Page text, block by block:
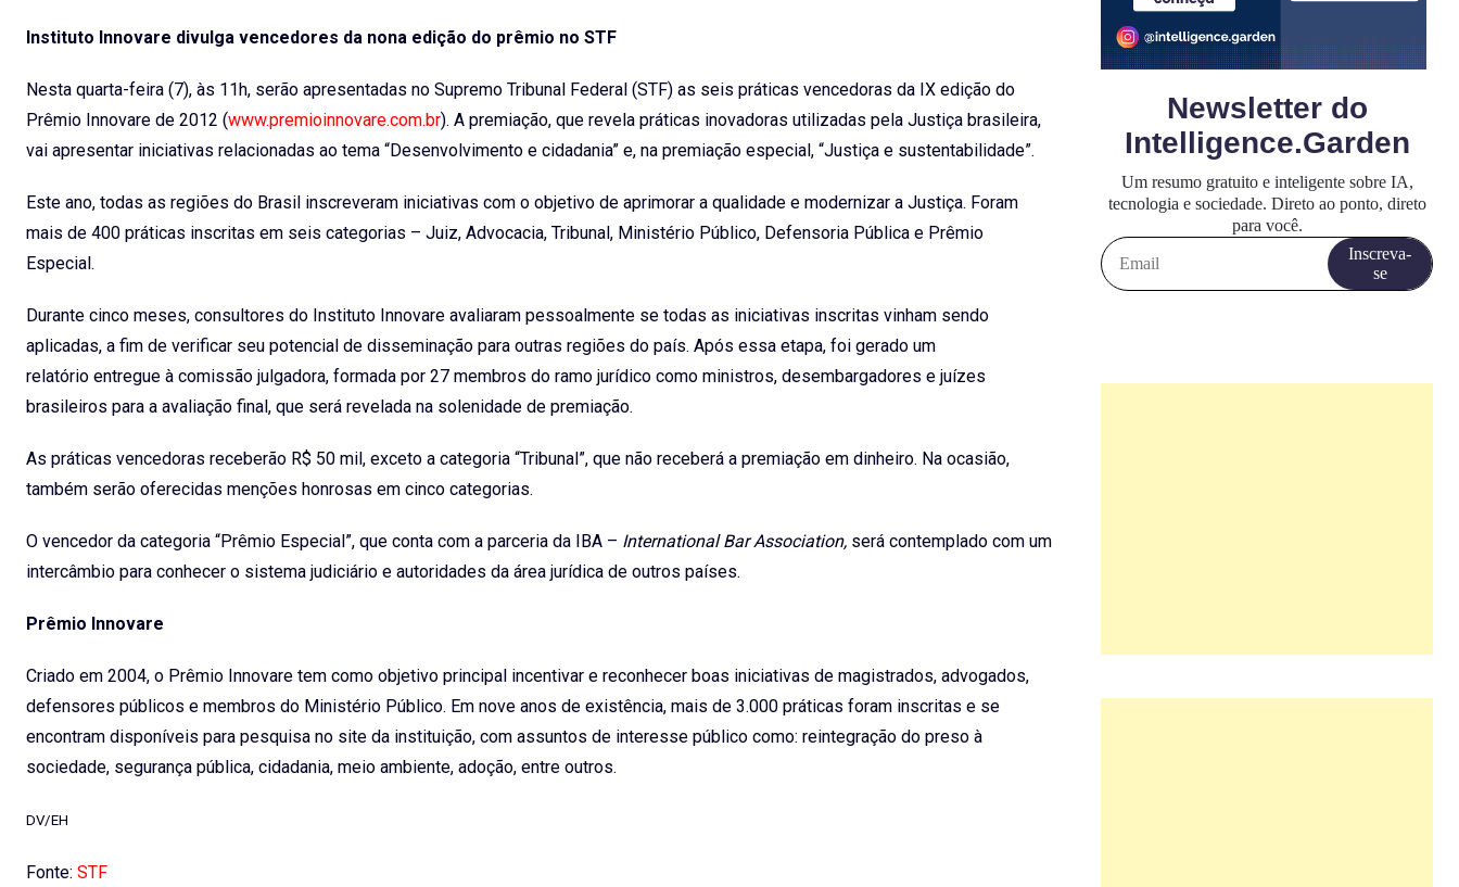
Instituto Innovare divulga vencedores da nona edição do prêmio no STF
Nesta quarta-feira (7), às 11h, serão apresentadas no Supremo Tribunal Federal (STF) as seis práticas vencedoras da IX edição do
Prêmio Innovare de 2012 (www.premioinnovare.com.br). A premiação, que revela práticas inovadoras utilizadas pela Justiça brasileira,
vai apresentar iniciativas relacionadas ao tema “Desenvolvimento e cidadania” e, na premiação especial, “Justiça e sustentabilidade”.
Este ano, todas as regiões do Brasil inscreveram iniciativas com o objetivo de aprimorar a qualidade e modernizar a Justiça. Foram
mais de 400 práticas inscritas em seis categorias – Juiz, Advocacia, Tribunal, Ministério Público, Defensoria Pública e Prêmio
Especial.
Durante cinco meses, consultores do Instituto Innovare avaliaram pessoalmente se todas as iniciativas inscritas vinham sendo
aplicadas, a fim de verificar seu potencial de disseminação para outras regiões do país. Após essa etapa, foi gerado um
relatório entregue à comissão julgadora, formada por 27 membros do ramo jurídico como ministros, desembargadores e juízes
brasileiros para a avaliação final, que será revelada na solenidade de premiação.
As práticas vencedoras receberão R$ 50 mil, exceto a categoria “Tribunal”, que não receberá a premiação em dinheiro. Na ocasião,
também serão oferecidas menções honrosas em cinco categorias.
O vencedor da categoria “Prêmio Especial”, que conta com a parceria da IBA – International Bar Association, será contemplado com um
intercâmbio para conhecer o sistema judiciário e autoridades da área jurídica de outros países.
Prêmio Innovare
Criado em 2004, o Prêmio Innovare tem como objetivo principal incentivar e reconhecer boas iniciativas de magistrados, advogados,
defensores públicos e membros do Ministério Público. Em nove anos de existência, mais de 3.000 práticas foram inscritas e se
encontram disponíveis para pesquisa no site da instituição, com assuntos de interesse público como: reintegração do preso à
sociedade, segurança pública, cidadania, meio ambiente, adoção, entre outros.
DV/EH
Fonte: STF